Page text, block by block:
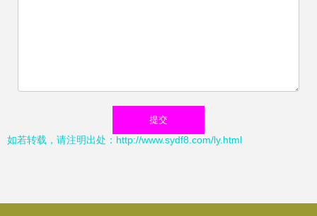
如若转载，请注明出处：http://www.sydf8.com/ly.html